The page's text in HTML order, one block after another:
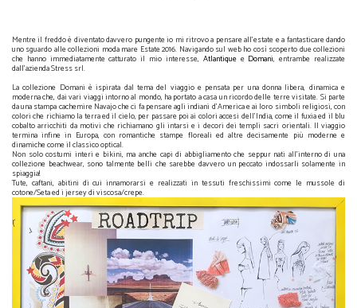
Mentre il freddo è diventato davvero pungente io mi ritrovo a pensare all'estate e a fantasticare dando
uno sguardo alle collezioni moda mare Estate 2016. Navigando sul web ho così scoperto due collezioni
che hanno immediatamente catturato il mio interesse, Atlantiquee Domani, entrambe realizzate
dall'azienda Stress srl.
La collezione Domani è ispirata dal tema del viaggio e pensata per una donna libera, dinamica e
moderna che, dai vari viaggi intorno al mondo, ha portato a casa un ricordo delle terre visitate. Si parte
da una stampa cachemire Navajo che ci fa pensare agli indiani d'America e ai loro simboli religiosi, con
colori che richiamo la terra ed il cielo, per passare poi ai colori accesi dell'India, come il fuxia ed il blu
cobalto arricchiti da motivi che richiamano gli intarsi e i decori dei templi sacri orientali. Il viaggio
termina infine in Europa, con romantiche stampe floreali ed altre decisamente più moderne e
dinamiche come il classico optical.
Non solo costumi interi e bikini, ma anche capi di abbigliamento che seppur nati all'interno di una
collezione beachwear, sono talmente belli che sarebbe davvero un peccato indossarli solamente in
spiaggia!
Tute, caftani, abitini di cui innamorarsi e realizzati in tessuti freschissimi come le mussole di
cotone/Seta ed i jersey di viscosa/crepe.